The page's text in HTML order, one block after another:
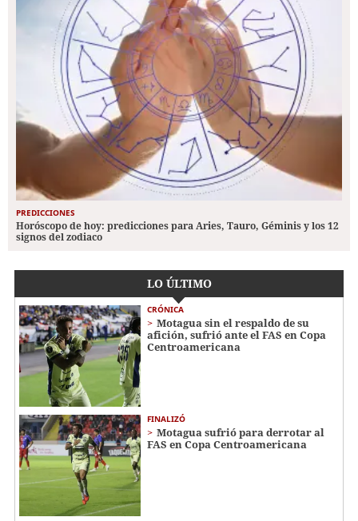
PREDICCIONES
Horóscopo de hoy: predicciones para Aries, Tauro, Géminis y los 12
signos del zodiaco
LO ÚLTIMO
CRÓNICA
Motagua sin el respaldo de su
afición, sufrió ante el FAS en Copa
Centroamericana
FINALIZÓ
Motagua sufrió para derrotar al
FAS en Copa Centroamericana